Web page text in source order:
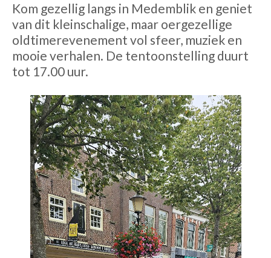
Kom gezellig langs in Medemblik en geniet
van dit kleinschalige, maar oergezellige
oldtimerevenement vol sfeer, muziek en
mooie verhalen. De tentoonstelling duurt
tot 17.00 uur.